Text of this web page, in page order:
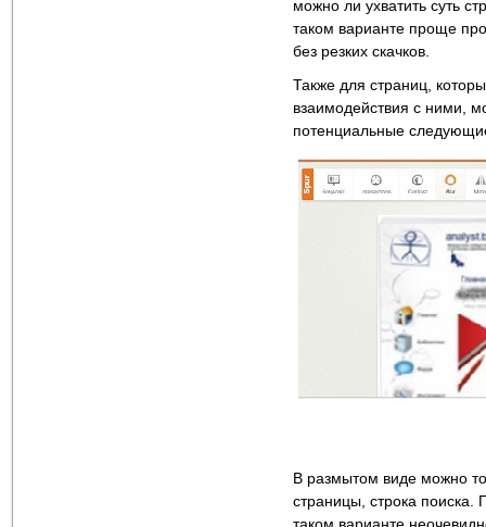
можно ли ухватить суть
таком варианте проще
без резких скачков.
Также для страниц,
взаимодействия с ними,
потенциальные
В размытом виде можно
страницы, строка